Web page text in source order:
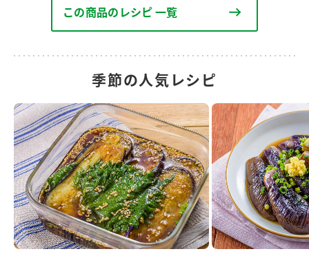
この商品のレシピ 一覧
季節の人気レシピ